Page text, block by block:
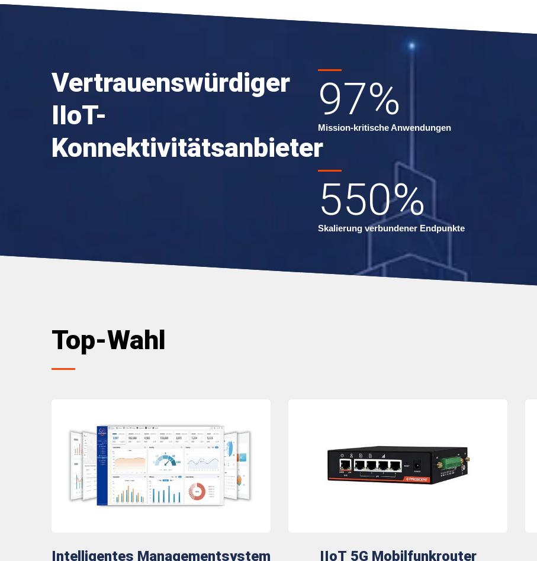
Vertrauenswürdiger
IIoT-
Konnektivitätsanbieter
97%
Mission-kritische Anwendungen
550%
Skalierung verbundener Endpunkte
Top-Wahl
Intelligentes Managementsystem IIoT 5G Mobilfunkrouter